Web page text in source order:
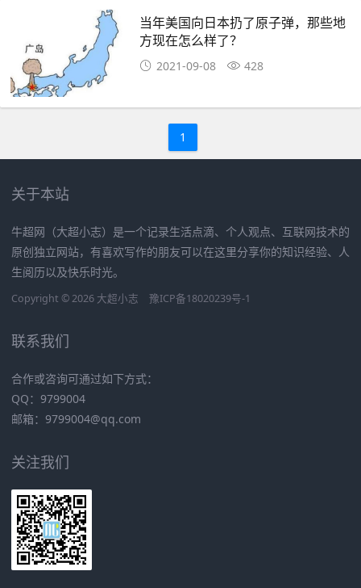
当年美国向日本扔了原子弹，那些地
方现在怎么样了？
2021-09-08 428
1
关于本站
牛超网（大超小志）是一个记录生活点滴、个人观点、互联网技术的
原创独立网站，有喜欢写作的朋友可以在这里分享你的知识经验、人
生阅历以及快乐时光。
Copyright © 2026 大超小志 豫ICP备18020239号-1
联系我们
合作或咨询可通过如下方式：
QQ：9799004
邮箱： 9799004@qq.com
关注我们